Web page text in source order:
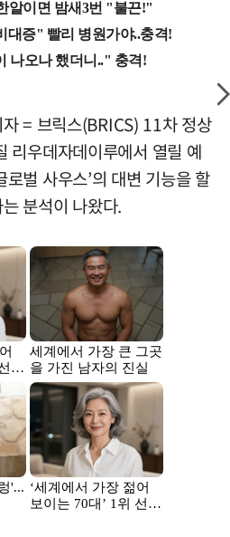
= 브릭스(BRICS) 11차 정상
리우데자데이루에서 열릴 예
로벌 사우스’의 대변 기능을 할
분석이 나왔다.